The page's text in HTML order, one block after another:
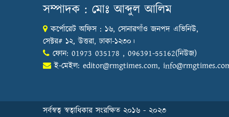
সম্পাদক : মোঃ আব্দুল আলিম
কর্পোরেট অফিস : ১৬, সোনারগাঁও জনপদ এভিনিউ,
সেক্টর# ১২, উত্তরা, ঢাকা-১২৩০।
ফোন: 01973 035178 , 096391-55162(নিউজ)
ই-মেইল: editor@rmgtimes.com,
সর্বস্বত্ব স্বত্বাধিকার সংরক্ষিত ২০১৬ - ২০২৩